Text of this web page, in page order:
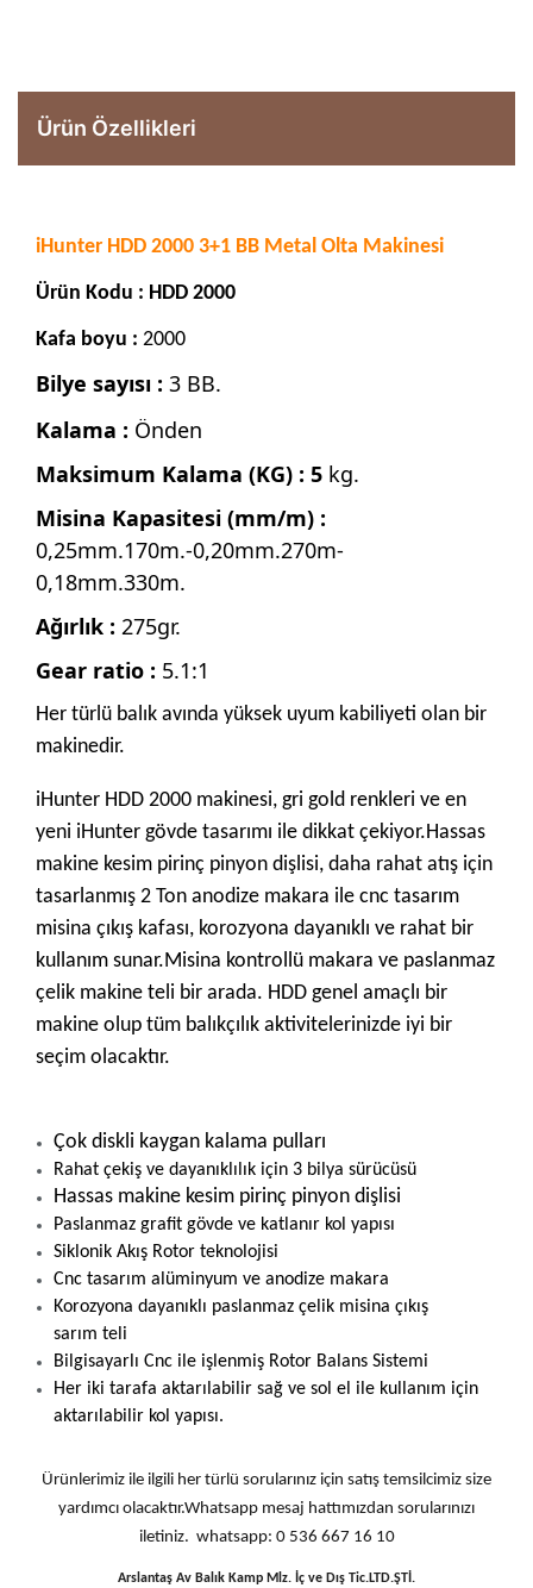
Ürün Özellikleri
iHunter HDD 2000 3+1 BB Metal Olta Makinesi
Ürün Kodu : HDD 2000
Kafa boyu : 2000
Bilye sayısı : 3 BB.
Kalama : Önden
Maksimum Kalama (KG) : 5 kg.
Misina Kapasitesi (mm/m) :
0,25mm.170m.-0,20mm.270m-
0,18mm.330m.
Ağırlık : 275gr.
Gear ratio : 5.1:1
Her türlü balık avında yüksek uyum kabiliyeti olan bir
makinedir.
iHunter HDD 2000 makinesi, gri gold renkleri ve en
yeni iHunter gövde tasarımı ile dikkat çekiyor.Hassas
makine kesim pirinç pinyon dişlisi, daha rahat atış için
tasarlanmış 2 Ton anodize makara ile cnc tasarım
misina çıkış kafası, korozyona dayanıklı ve rahat bir
kullanım sunar.Misina kontrollü makara ve paslanmaz
çelik makine teli bir arada. HDD genel amaçlı bir
makine olup tüm balıkçılık aktivitelerinizde iyi bir
seçim olacaktır.
Çok diskli kaygan kalama pulları
Rahat çekiş ve dayanıklılık için 3 bilya sürücüsü
Hassas makine kesim pirinç pinyon dişlisi
Paslanmaz grafit gövde ve katlanır kol yapısı
Siklonik Akış Rotor teknolojisi
Cnc tasarım alüminyum ve anodize makara
Korozyona dayanıklı paslanmaz çelik misina çıkış
sarım teli
Bilgisayarlı Cnc ile işlenmiş Rotor Balans Sistemi
Her iki tarafa aktarılabilir sağ ve sol el ile kullanım için
aktarılabilir kol yapısı.
Ürünlerimiz ile ilgili her türlü sorularınız için satış temsilcimiz size
yardımcı olacaktır.Whatsapp mesaj hattımızdan sorularınızı
iletiniz. whatsapp: 0 536 667 16 10
Arslantaş Av Balık Kamp Mlz. İç ve Dış Tic.LTD.ŞTİ.